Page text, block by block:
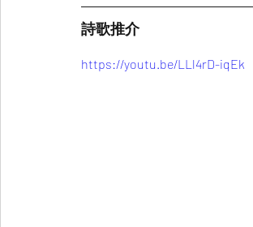
詩歌推介
https://youtu.be/LLl4rD-iqEk